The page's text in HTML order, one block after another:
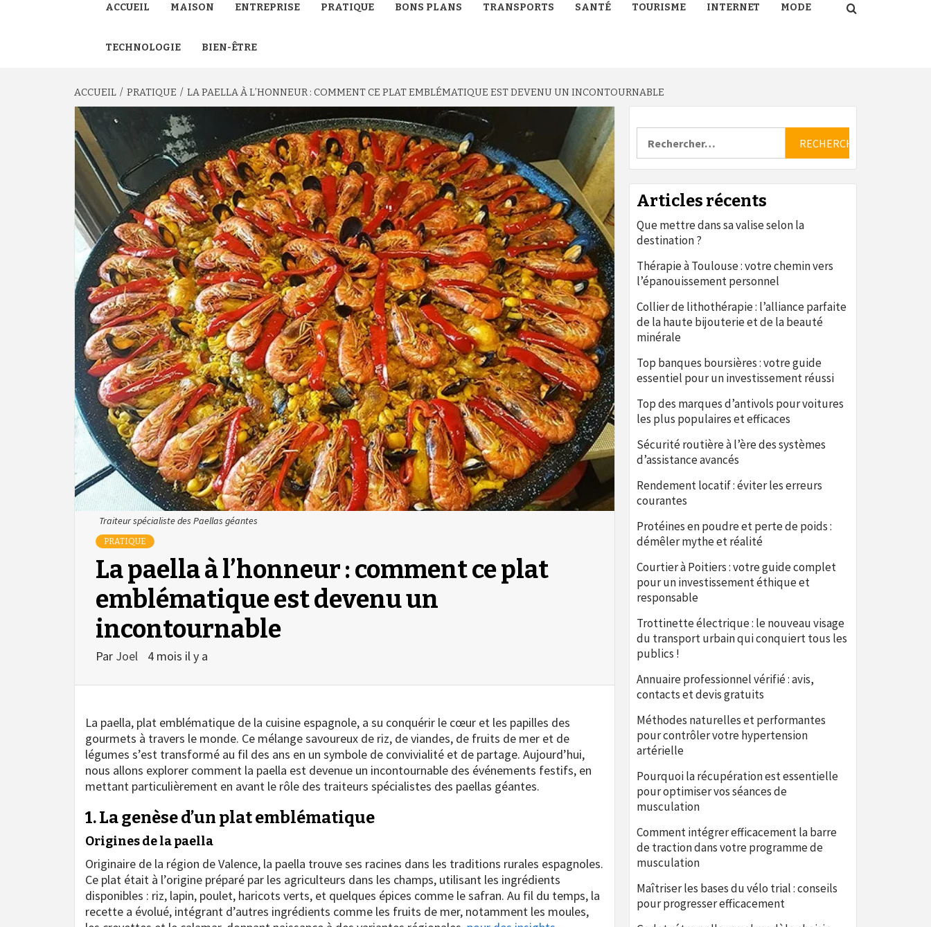
ACCUEIL MAISON ENTREPRISE PRATIQUE BONS PLANS TRANSPORTS SANTÉ TOURISME INTERNET MODE
TECHNOLOGIE BIEN-ÊTRE
ACCUEIL PRATIQUE LA PAELLA À L’HONNEUR : COMMENT CE PLAT EMBLÉMATIQUE EST DEVENU UN INCONTOURNABLE
Traiteur spécialiste des Paellas géantes
PRATIQUE
La paella à l’honneur : comment ce plat
emblématique est devenu un
incontournable
Par Joel 4 mois il y a
La paella, plat emblématique de la cuisine espagnole, a su conquérir le cœur et les papilles des
gourmets à travers le monde. Ce mélange savoureux de riz, de viandes, de fruits de mer et de
légumes s’est transformé au fil des ans en un symbole de convivialité et de partage. Aujourd’hui,
nous allons explorer comment la paella est devenue un incontournable des événements festifs, en
mettant particulièrement en avant le rôle des traiteurs spécialistes des paellas géantes.
1. La genèse d’un plat emblématique
Origines de la paella
Originaire de la région de Valence, la paella trouve ses racines dans les traditions rurales espagnoles.
Ce plat était à l’origine préparé par les agriculteurs dans les champs, utilisant les ingrédients
disponibles : riz, lapin, poulet, haricots verts, et quelques épices comme le safran. Au fil du temps, la
recette a évolué, intégrant d’autres ingrédients comme les fruits de mer, notamment les moules,
Articles récents
Que mettre dans sa valise selon la
destination ?
Thérapie à Toulouse : votre chemin vers
l’épanouissement personnel
Collier de lithothérapie : l’alliance parfaite
de la haute bijouterie et de la beauté
minérale
Top banques boursières : votre guide
essentiel pour un investissement réussi
Top des marques d’antivols pour voitures
les plus populaires et efficaces
Sécurité routière à l’ère des systèmes
d’assistance avancés
Rendement locatif : éviter les erreurs
courantes
Protéines en poudre et perte de poids :
démêler mythe et réalité
Courtier à Poitiers : votre guide complet
pour un investissement éthique et
responsable
Trottinette électrique : le nouveau visage
du transport urbain qui conquiert tous les
publics !
Annuaire professionnel vérifié : avis,
contacts et devis gratuits
Méthodes naturelles et performantes
pour contrôler votre hypertension
artérielle
Pourquoi la récupération est essentielle
pour optimiser vos séances de
musculation
Comment intégrer efficacement la barre
de traction dans votre programme de
musculation
Maîtriser les bases du vélo trial : conseils
pour progresser efficacement